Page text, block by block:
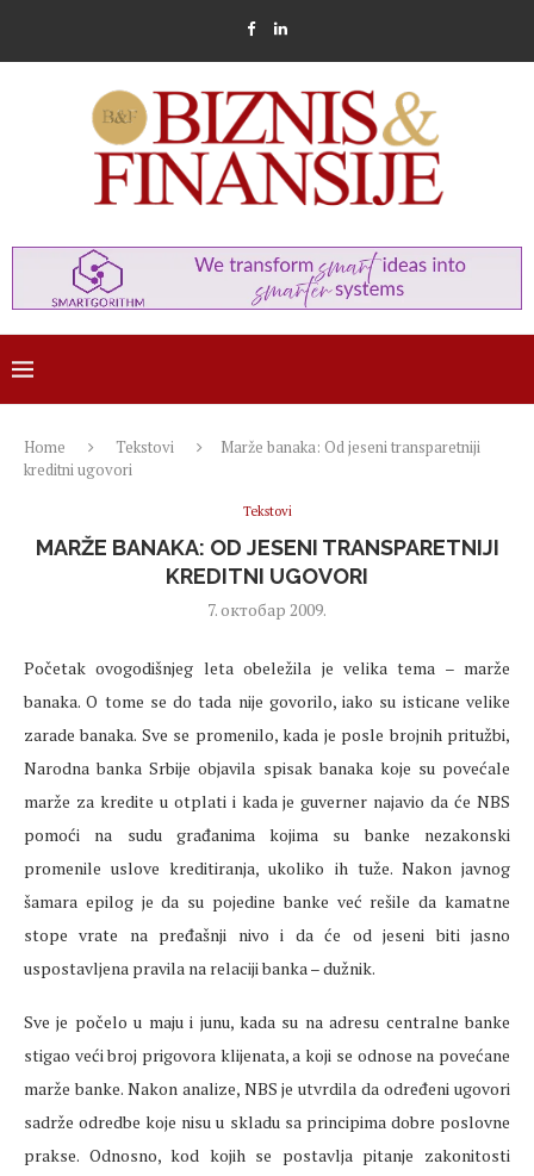
Home Tekstovi
Marže banaka: Od jeseni transparetniji
kreditni ugovori
Tekstovi
MARŽE BANAKA: OD JESENI TRANSPARETNIJI
KREDITNI UGOVORI
7. октобар 2009.
Početak ovogodišnjeg leta obeležila je velika tema – marže
banaka. O tome se do tada nije govorilo, iako su isticane velike
zarade banaka. Sve se promenilo, kada je posle brojnih pritužbi,
Narodna banka Srbije objavila spisak banaka koje su povećale
marže za kredite u otplati i kada je guverner najavio da će NBS
pomoći na sudu građanima kojima su banke nezakonski
promenile uslove kreditiranja, ukoliko ih tuže. Nakon javnog
šamara epilog je da su pojedine banke već rešile da kamatne
stope vrate na pređašnji nivo i da će od jeseni biti jasno
uspostavljena pravila na relaciji banka – dužnik.
Sve je počelo u maju i junu, kada su na adresu centralne banke
stigao veći broj prigovora klijenata, a koji se odnose na povećane
marže banke. Nakon analize, NBS je utvrdila da određeni ugovori
sadrže odredbe koje nisu u skladu sa principima dobre poslovne
prakse. Odnosno, kod kojih se postavlja pitanje zakonitosti